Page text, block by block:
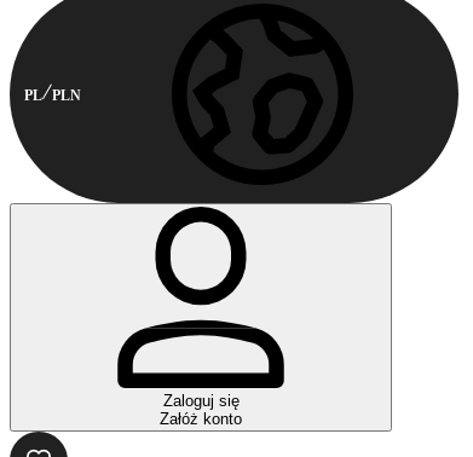
PL PLN
Zaloguj się
Załóż konto